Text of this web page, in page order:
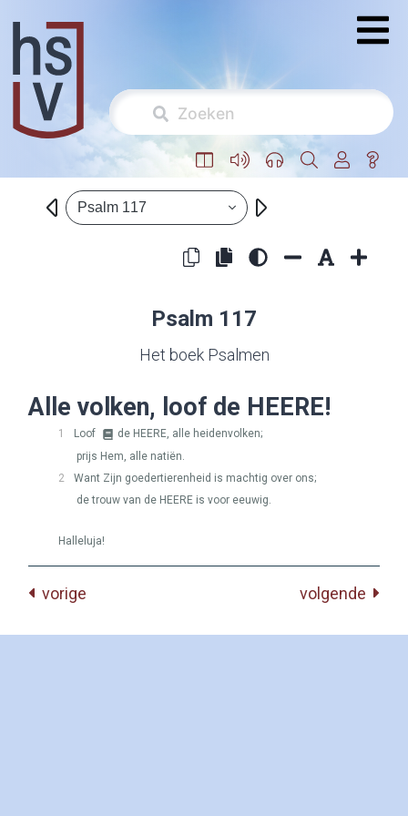
Psalm 117
Psalm 117
Het boek Psalmen
Alle volken, loof de HEERE!
1 Loof de HEERE, alle heidenvolken;
prijs Hem, alle natiën.
2
Want Zijn goedertierenheid is machtig over ons;
de trouw van de HEERE is voor eeuwig.
Halleluja!
vorige volgende